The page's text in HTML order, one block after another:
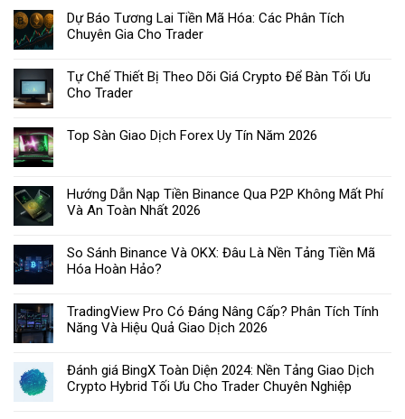
Dự Báo Tương Lai Tiền Mã Hóa: Các Phân Tích
Chuyên Gia Cho Trader
Tự Chế Thiết Bị Theo Dõi Giá Crypto Để Bàn Tối Ưu
Cho Trader
Top Sàn Giao Dịch Forex Uy Tín Năm 2026
Hướng Dẫn Nạp Tiền Binance Qua P2P Không Mất Phí
Và An Toàn Nhất 2026
So Sánh Binance Và OKX: Đâu Là Nền Tảng Tiền Mã
Hóa Hoàn Hảo?
TradingView Pro Có Đáng Nâng Cấp? Phân Tích Tính
Năng Và Hiệu Quả Giao Dịch 2026
Đánh giá BingX Toàn Diện 2024: Nền Tảng Giao Dịch
Crypto Hybrid Tối Ưu Cho Trader Chuyên Nghiệp